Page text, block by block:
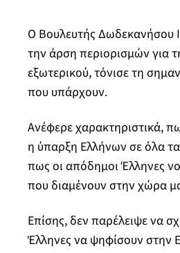
Ο Βουλευτής Δωδεκανήσου
την άρση περιορισμών για
εξωτερικού, τόνισε τη
που υπάρχουν.
Ανέφερε χαρακτηριστικά,
η ύπαρξη Ελλήνων σε όλα
πως οι απόδημοι Έλληνες
που διαμένουν στην χώρα
Επίσης, δεν παρέλειψε να
Έλληνες να ψηφίσουν στην